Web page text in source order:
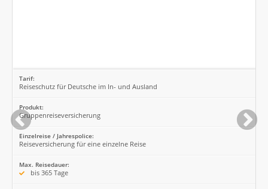
Tarif:
Reiseschutz für Deutsche im In- und Ausland
Produkt:
Gruppenreiseversicherung
Einzelreise / Jahrespolice:
Reiseversicherung für eine einzelne Reise
Max. Reisedauer:
bis 365 Tage